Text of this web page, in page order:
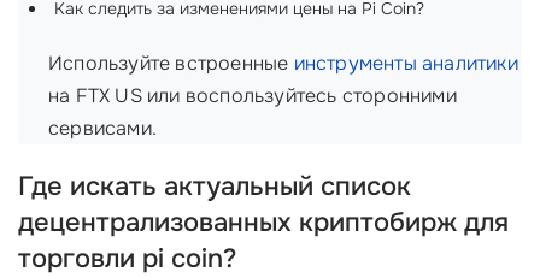
Как следить за изменениями цены на Pi Coin?
Используйте встроенные инструменты аналитики
на FTX US или воспользуйтесь сторонними
сервисами.
Где искать актуальный список
децентрализованных криптобирж для
торговли pi coin?